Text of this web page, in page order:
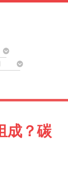
成？碳